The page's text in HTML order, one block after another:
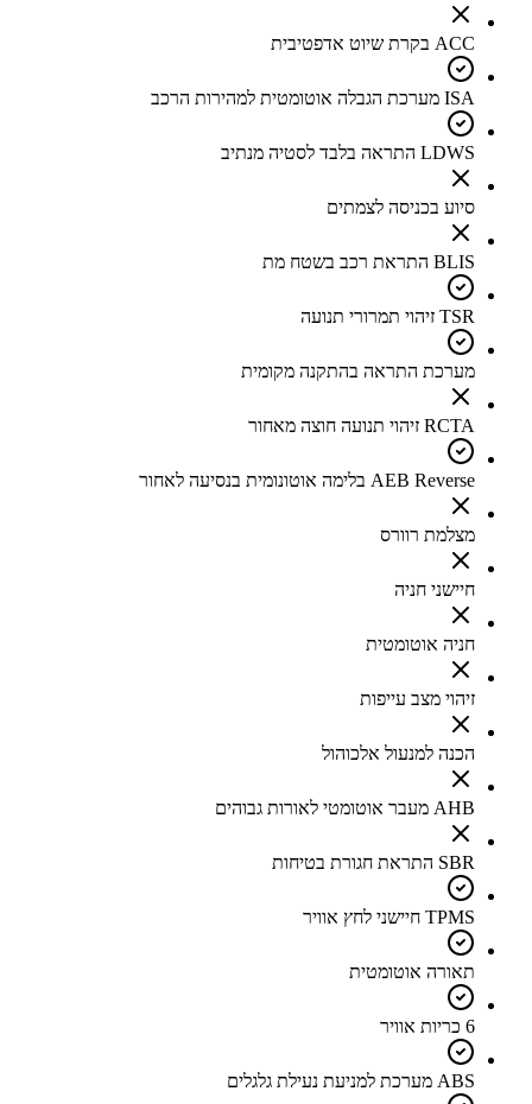
ACC בקרת שיוט אדפטיבית
ISA מערכת הגבלה אוטומטית למהירות הרכב
LDWS התראה בלבד לסטיה מנתיב
סיוע בכניסה לצמתים
BLIS התראת רכב בשטח מת
TSR זיהוי תמרורי תנועה
מערכת התראה בהתקנה מקומית
RCTA זיהוי תנועה חוצה מאחור
AEB Reverse בלימה אוטונומית בנסיעה לאחור
מצלמת רוורס
חיישני חניה
חניה אוטומטית
זיהוי מצב עייפות
הכנה למנעול אלכוהול
AHB מעבר אוטומטי לאורות גבוהים
SBR התראת חגורת בטיחות
TPMS חיישני לחץ אוויר
תאורה אוטומטית
6 כריות אוויר
ABS מערכת למניעת נעילת גלגלים